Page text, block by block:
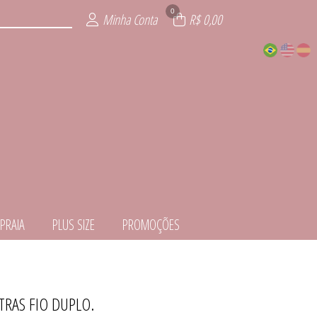
Minha Conta 0 R$ 0,00
PLUS SIZE PROMOÇÕES
FIO DUPLO.